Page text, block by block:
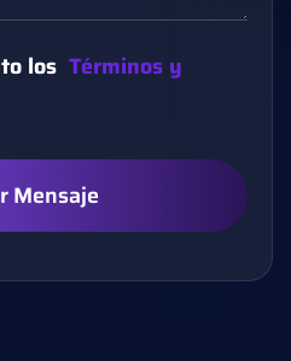
los Términos y
Mensaje